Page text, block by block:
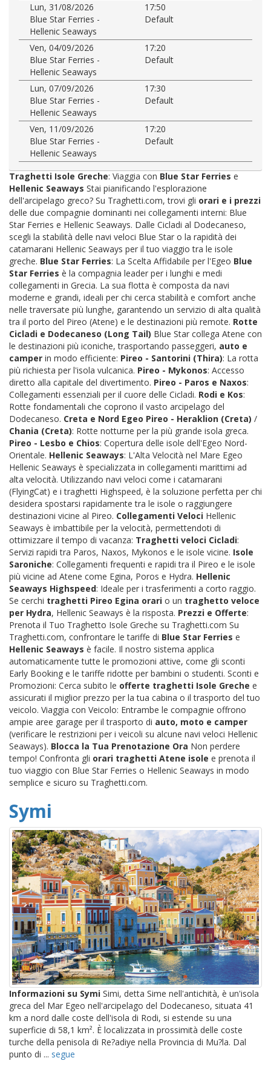
Lun, 31/08/2026
17:50
Blue Star Ferries -
Hellenic Seaways
Default
Ven, 04/09/2026
17:20
Blue Star Ferries -
Hellenic Seaways
Default
Lun, 07/09/2026
17:30
Blue Star Ferries -
Hellenic Seaways
Default
Ven, 11/09/2026
17:20
Blue Star Ferries -
Hellenic Seaways
Default
Traghetti Isole Greche: Viaggia con Blue Star Ferries e
Hellenic Seaways Stai pianificando l'esplorazione
dell'arcipelago greco? Su Traghetti.com, trovi gli orari e i prezzi
delle due compagnie dominanti nei collegamenti interni: Blue
Star Ferries e Hellenic Seaways. Dalle Cicladi al Dodecaneso,
scegli la stabilità delle navi veloci Blue Star o la rapidità dei
catamarani Hellenic Seaways per il tuo viaggio tra le isole
greche. Blue Star Ferries: La Scelta Affidabile per l'Egeo Blue
Star Ferries è la compagnia leader per i lunghi e medi
collegamenti in Grecia. La sua flotta è composta da navi
moderne e grandi, ideali per chi cerca stabilità e comfort anche
nelle traversate più lunghe, garantendo un servizio di alta qualità
tra il porto del Pireo (Atene) e le destinazioni più remote. Rotte
Cicladi e Dodecaneso (Long Tail) Blue Star collega Atene con
le destinazioni più iconiche, trasportando passeggeri, auto e
camper in modo efficiente: Pireo - Santorini (Thira): La rotta
più richiesta per l'isola vulcanica. Pireo - Mykonos: Accesso
diretto alla capitale del divertimento. Pireo - Paros e Naxos:
Collegamenti essenziali per il cuore delle Cicladi. Rodi e Kos:
Rotte fondamentali che coprono il vasto arcipelago del
Dodecaneso. Creta e Nord Egeo Pireo - Heraklion (Creta) /
Chania (Creta): Rotte notturne per la più grande isola greca.
Pireo - Lesbo e Chios: Copertura delle isole dell'Egeo Nord-
Orientale. Hellenic Seaways: L'Alta Velocità nel Mare Egeo
Hellenic Seaways è specializzata in collegamenti marittimi ad
alta velocità. Utilizzando navi veloci come i catamarani
(FlyingCat) e i traghetti Highspeed, è la soluzione perfetta per chi
desidera spostarsi rapidamente tra le isole o raggiungere
destinazioni vicine al Pireo. Collegamenti Veloci Hellenic
Seaways è imbattibile per la velocità, permettendoti di
ottimizzare il tempo di vacanza: Traghetti veloci Cicladi:
Servizi rapidi tra Paros, Naxos, Mykonos e le isole vicine. Isole
Saroniche: Collegamenti frequenti e rapidi tra il Pireo e le isole
più vicine ad Atene come Egina, Poros e Hydra. Hellenic
Seaways Highspeed: Ideale per i trasferimenti a corto raggio.
Se cerchi traghetti Pireo Egina orari o un traghetto veloce
per Hydra, Hellenic Seaways è la risposta. Prezzi e Offerte:
Prenota il Tuo Traghetto Isole Greche su Traghetti.com Su
Traghetti.com, confrontare le tariffe di Blue Star Ferries e
Hellenic Seaways è facile. Il nostro sistema applica
automaticamente tutte le promozioni attive, come gli sconti
Early Booking e le tariffe ridotte per bambini o studenti. Sconti e
Promozioni: Cerca subito le offerte traghetti Isole Greche e
assicurati il miglior prezzo per la tua cabina o il trasporto del tuo
veicolo. Viaggia con Veicolo: Entrambe le compagnie offrono
ampie aree garage per il trasporto di auto, moto e camper
(verificare le restrizioni per i veicoli su alcune navi veloci Hellenic
Seaways). Blocca la Tua Prenotazione Ora Non perdere
tempo! Confronta gli orari traghetti Atene isole e prenota il
tuo viaggio con Blue Star Ferries o Hellenic Seaways in modo
semplice e sicuro su Traghetti.com.
Symi
Informazioni su Symi Simi, detta Sime nell'antichità, è un'isola
greca del Mar Egeo nell'arcipelago del Dodecaneso, situata 41
km a nord dalle coste dell'isola di Rodi, si estende su una
superficie di 58,1 km². È localizzata in prossimità delle coste
turche della penisola di Re?adiye nella Provincia di Mu?la. Dal
punto di ... segue